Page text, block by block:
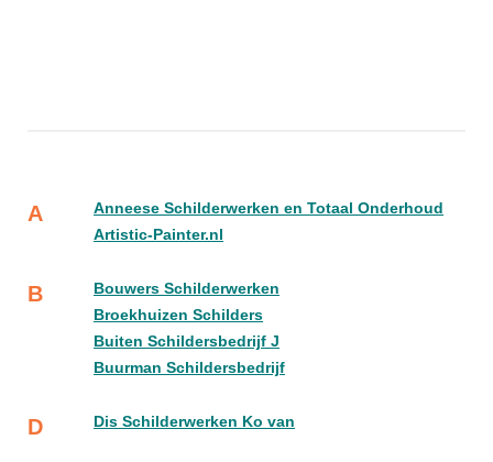
A
Anneese Schilderwerken en Totaal Onderhoud
Artistic-Painter.nl
B
Bouwers Schilderwerken
Broekhuizen Schilders
Buiten Schildersbedrijf J
Buurman Schildersbedrijf
D Dis Schilderwerken Ko van